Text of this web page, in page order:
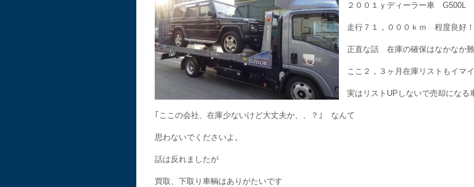
２００１ｙディーラー車 G500L
走行７１，０００ｋｍ 程度良好！
正直な話 在庫の確保はなかなか
ここ２，３ヶ月在庫リストもイマ
実はリストUPしないで売却になる
｢ここの会社、在庫少ないけど大丈夫か、、？｣ なんて
思わないでくださいよ。
話は反れましたが
買取、下取り車輌はありがたいです